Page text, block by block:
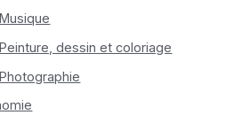
Musique
Peinture, dessin et coloriage
Photographie